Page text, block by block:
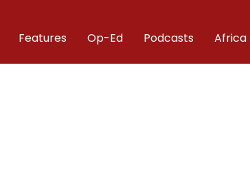
Features Op-Ed Podcasts Africa